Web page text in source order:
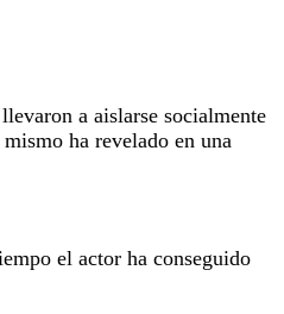
a aislarse socialmente
ha revelado en una
el actor ha conseguido